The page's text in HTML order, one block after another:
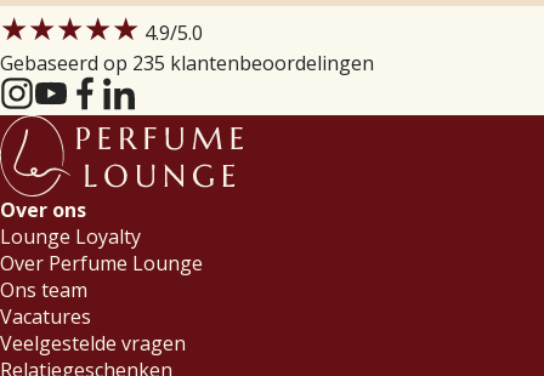
★★★★★ 4.9/5.0
Gebaseerd op 235 klantenbeoordelingen
Over ons
Lounge Loyalty
Over Perfume Lounge
Ons team
Vacatures
Veelgestelde vragen
Relatiegeschenken